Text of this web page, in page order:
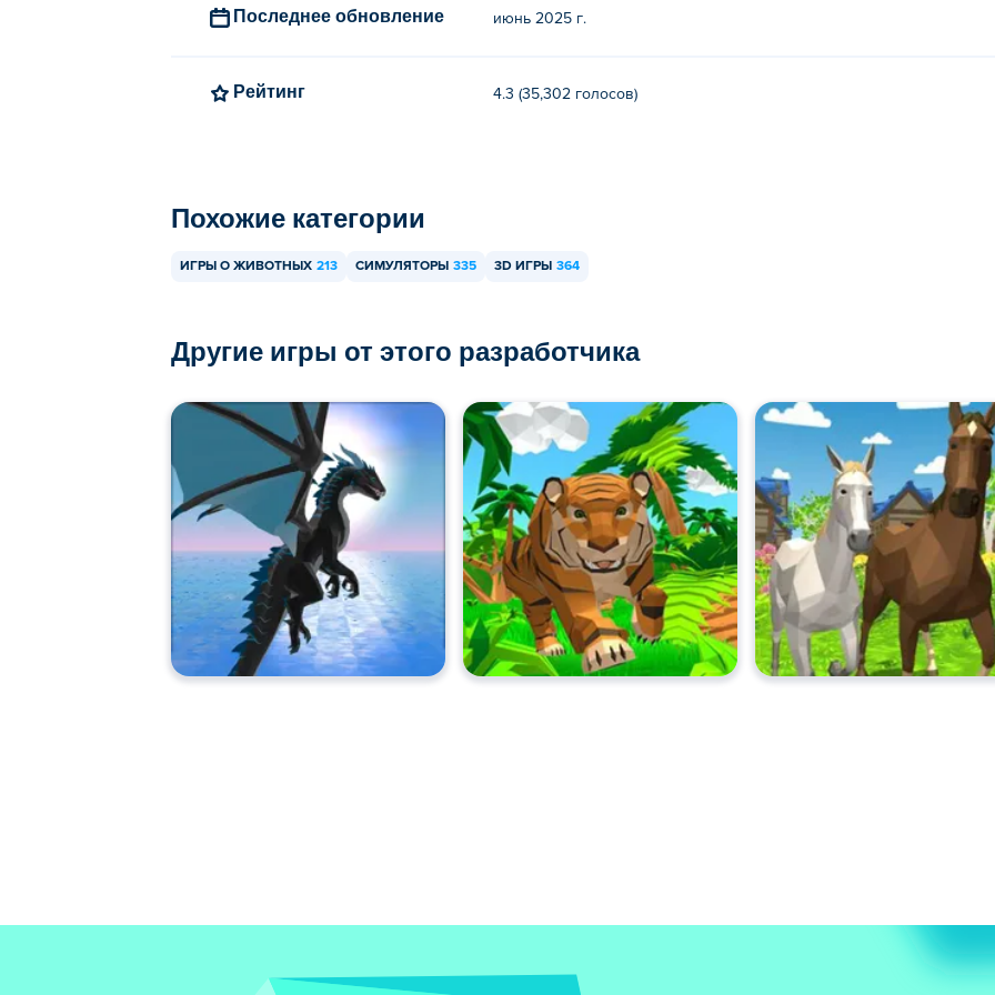
В Cougar Simulator: Big Cats можно играть на компьютере и мобильных устройствах, таких как
Последнее обновление июнь 2025 г.
Рейтинг 4.3 (35,302 голосов)
Похожие категории
ИГРЫ О ЖИВОТНЫХ 213 СИМУЛЯТОРЫ 335 3D ИГРЫ 364
Другие игры от этого разработчика